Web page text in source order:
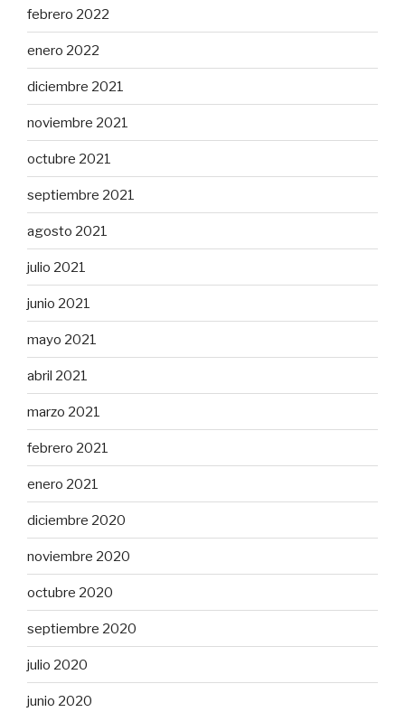
febrero 2022
enero 2022
diciembre 2021
noviembre 2021
octubre 2021
septiembre 2021
agosto 2021
julio 2021
junio 2021
mayo 2021
abril 2021
marzo 2021
febrero 2021
enero 2021
diciembre 2020
noviembre 2020
octubre 2020
septiembre 2020
julio 2020
junio 2020